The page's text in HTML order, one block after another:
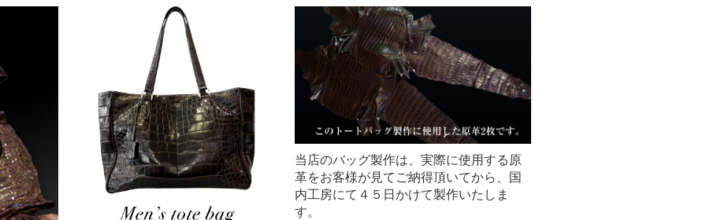
当店のバッグ製作は、実際に使用する原
革をお客様が見てご納得頂いてから、国
内工房にて４５日かけて製作いたしま
す。